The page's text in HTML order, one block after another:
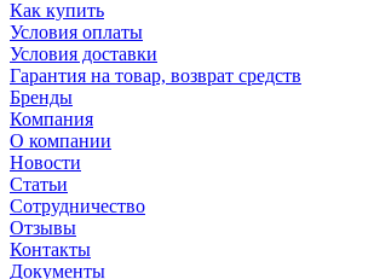
Как купить
Условия оплаты
Условия доставки
Гарантия на товар, возврат средств
Бренды
Компания
О компании
Новости
Статьи
Сотрудничество
Отзывы
Контакты
Документы